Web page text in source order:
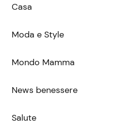
Casa
Moda e Style
Mondo Mamma
News benessere
Salute